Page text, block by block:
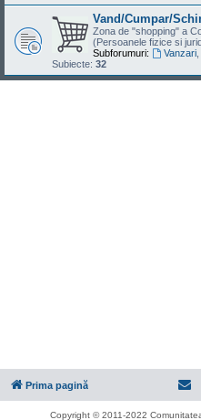
Vand/Cumpar/
Zona de "shopping" a
(Persoanele fizice si
Subforumuri:
Vanzari,
Subiecte: 32
Prima pagină
Copyright © 2011-2022